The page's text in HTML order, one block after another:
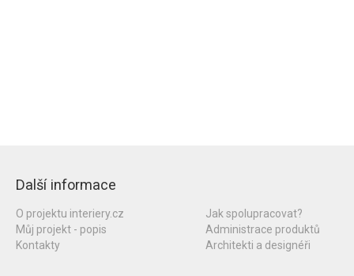
Další informace
O projektu interiery.cz
Můj projekt - popis
Kontakty
Jak spolupracovat?
Administrace produktů
Architekti a designéři